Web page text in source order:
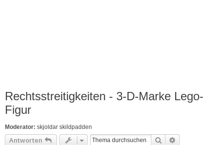
Rechtsstreitigkeiten - 3-D-Marke Lego-
Figur
Moderator: skjoldar skildpadden
Antworten Suche